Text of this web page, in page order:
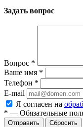
Задать вопрос
Вопрос *
Ваше имя *
Телефон *
E-mail
Я согласен на
* — Обязательные
Сбросить